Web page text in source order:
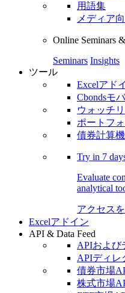
用語集
メディア
Online Seminars
Seminars Insights
ツール
Excelアド
Cbondsモ
ウォッチ
ポートフ
債券計算機
Try in 7
Evaluate
analytical
アクセス
Excelアドイン
API & Data Feed
APIおよび
APIディレ
債券市場
株式市場